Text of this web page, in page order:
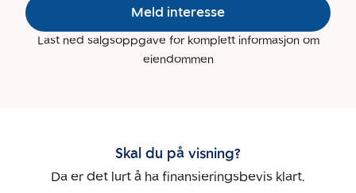
Meld interesse
Last ned salgsoppgave for komplett informasjon om
eiendommen
Skal du på visning?
Da er det lurt å ha finansieringsbevis klart.